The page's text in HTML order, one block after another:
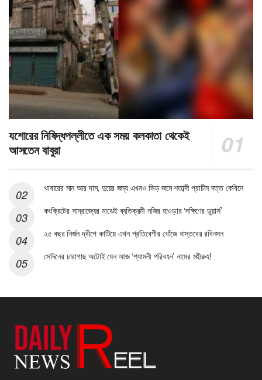
যশোরের নিষিদ্ধপল্লীতে এক সময় কলকাতা থেকেই
আসতেন বাবুরা
খাবারের মান আর দাম, দুয়ের জন্য এখনও ভিড় জমে শতাব্দী প্রাচীন দত্ত কেবিনে
কংক্রিটের সাম্রাজ্যের মাঝেই ব্যতিক্রমী নজির হাওড়ার ‘দক্ষিণের ডুয়ার্স’
২৫ বছর নির্জন দ্বীপে কাটিয়ে এখন প্রতিবেশীর খোঁজে বাস্তবের রবিনসন
সেদিনের চারাগাছ অটোই যেন আজ ‘শ্যামলী পরিবহন’ নামের মহীরুহ!